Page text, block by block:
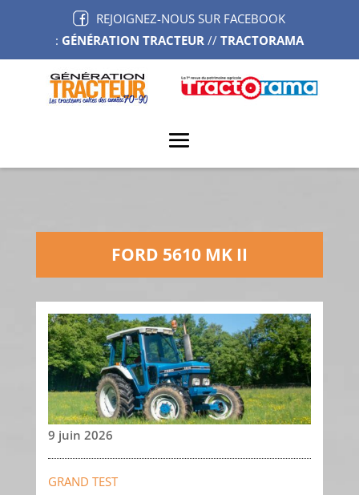
REJOIGNEZ-NOUS SUR FACEBOOK
: GÉNÉRATION TRACTEUR// TRACTORAMA
FORD 5610 MK II
9 juin 2026
GRAND TEST